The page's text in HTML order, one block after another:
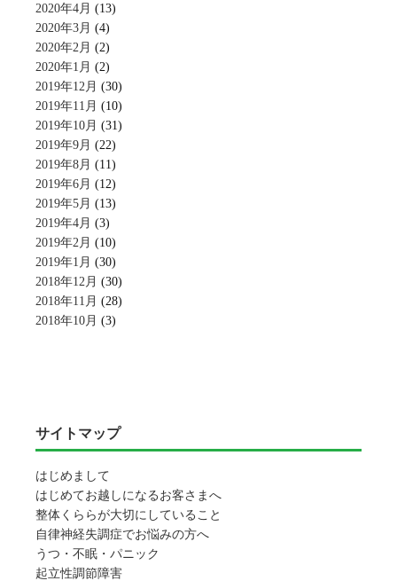
2020年4月 (13)
2020年3月 (4)
2020年2月 (2)
2020年1月 (2)
2019年12月 (30)
2019年11月 (10)
2019年10月 (31)
2019年9月 (22)
2019年8月 (11)
2019年6月 (12)
2019年5月 (13)
2019年4月 (3)
2019年2月 (10)
2019年1月 (30)
2018年12月 (30)
2018年11月 (28)
2018年10月 (3)
サイトマップ
はじめまして
はじめてお越しになるお客さまへ
整体くららが大切にしていること
自律神経失調症でお悩みの方へ
うつ・不眠・パニック
起立性調節障害